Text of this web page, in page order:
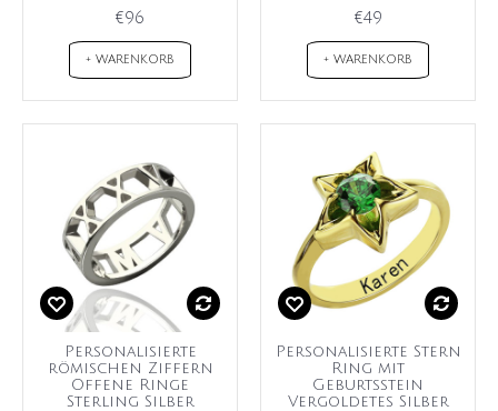
€96
+ WARENKORB
€49
+ WARENKORB
Personalisierte
römischen Ziffern
Offene Ringe
Sterling Silber
Personalisierte Stern
Ring mit
Geburtsstein
Vergoldetes Silber